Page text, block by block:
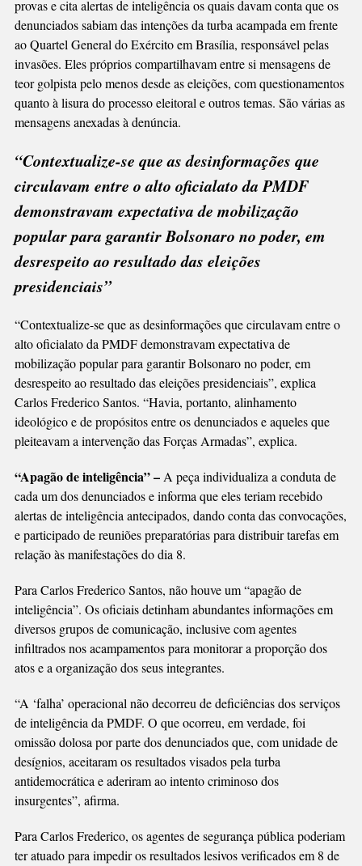
provas e cita alertas de inteligência os quais davam conta que os
denunciados sabiam das intenções da turba acampada em frente
ao Quartel General do Exército em Brasília, responsável pelas
invasões. Eles próprios compartilhavam entre si mensagens de
teor golpista pelo menos desde as eleições, com questionamentos
quanto à lisura do processo eleitoral e outros temas. São várias as
mensagens anexadas à denúncia.
“Contextualize-se que as desinformações que
circulavam entre o alto oficialato da PMDF
demonstravam expectativa de mobilização
popular para garantir Bolsonaro no poder, em
desrespeito ao resultado das eleições
presidenciais”
“Contextualize-se que as desinformações que circulavam entre o
alto oficialato da PMDF demonstravam expectativa de
mobilização popular para garantir Bolsonaro no poder, em
desrespeito ao resultado das eleições presidenciais”, explica
Carlos Frederico Santos. “Havia, portanto, alinhamento
ideológico e de propósitos entre os denunciados e aqueles que
pleiteavam a intervenção das Forças Armadas”, explica.
“Apagão de inteligência” –A peça individualiza a conduta de
cada um dos denunciados e informa que eles teriam recebido
alertas de inteligência antecipados, dando conta das convocações,
e participado de reuniões preparatórias para distribuir tarefas em
relação às manifestações do dia 8.
Para Carlos Frederico Santos, não houve um “apagão de
inteligência”. Os oficiais detinham abundantes informações em
diversos grupos de comunicação, inclusive com agentes
infiltrados nos acampamentos para monitorar a proporção dos
atos e a organização dos seus integrantes.
“A ‘falha’ operacional não decorreu de deficiências dos serviços
de inteligência da PMDF. O que ocorreu, em verdade, foi
omissão dolosa por parte dos denunciados que, com unidade de
desígnios, aceitaram os resultados visados pela turba
antidemocrática e aderiram ao intento criminoso dos
insurgentes”, afirma.
Para Carlos Frederico, os agentes de segurança pública poderiam
ter atuado para impedir os resultados lesivos verificados em 8 de